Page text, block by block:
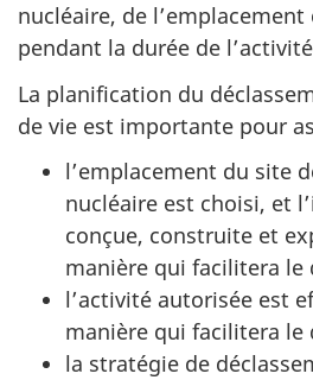
nucléaire, de
pendant la durée de
La planification du
de vie est importante pour
l’emplacement du site
nucléaire est choisi, et
conçue, construite et
manière qui facilitera le
l’activité autorisée est
manière qui facilitera le
la stratégie de